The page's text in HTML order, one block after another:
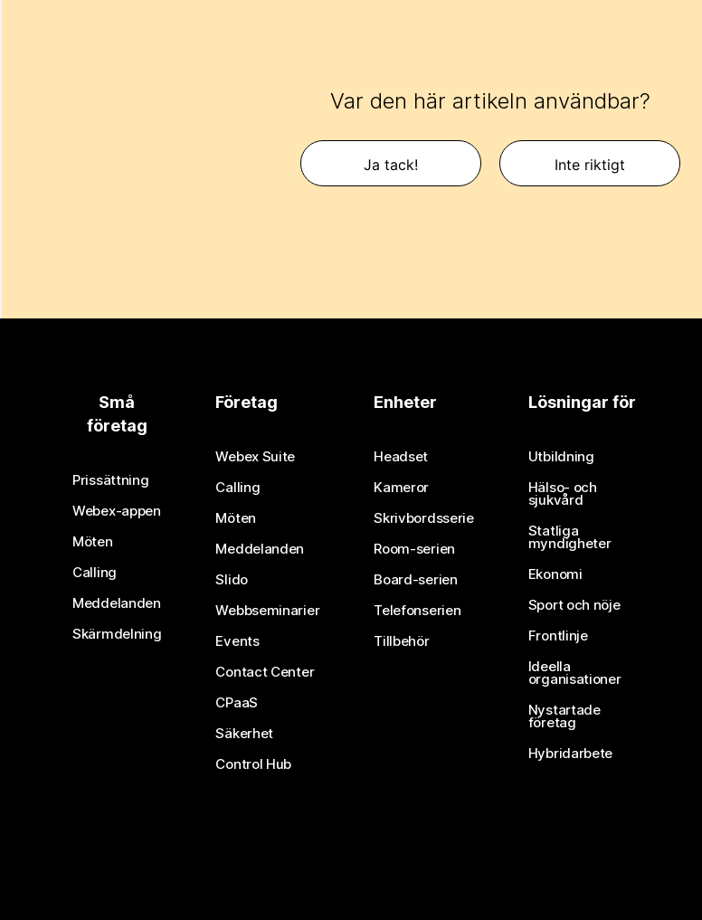
Var den här artikeln användbar?
Ja tack! Inte riktigt
Små
företag
Prissättning
Webex-appen
Möten
Calling
Meddelanden
Skärmdelning
Företag
Webex Suite
Calling
Möten
Meddelanden
Slido
Webbseminarier
Events
Contact Center
CPaaS
Säkerhet
Control Hub
Enheter
Headset
Kameror
Skrivbordsserie
Room-serien
Board-serien
Telefonserien
Tillbehör
Lösningar för
Utbildning
Hälso- och
sjukvård
Statliga
myndigheter
Ekonomi
Sport och nöje
Frontlinje
Ideella
organisationer
Nystartade
företag
Hybridarbete